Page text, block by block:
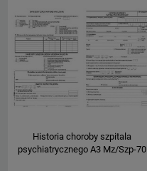
Historia choroby szpitala
psychiatrycznego A3 Mz/Szp-70